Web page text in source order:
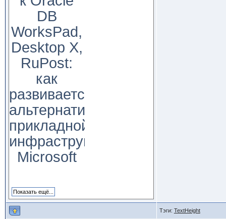
DB
WorksPad,
Desktop X,
RuPost:
как
развивается
альтернатива
прикладной
инфраструктуре
Microsoft
Тэги: TextHeight